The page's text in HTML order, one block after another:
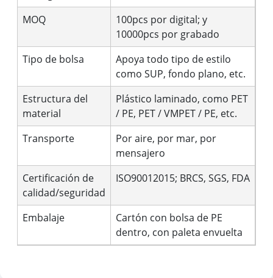
MOQ
100pcs por digital; y
10000pcs por grabado
Tipo de bolsa
Apoya todo tipo de estilo
como SUP, fondo plano, etc.
Estructura del
material
Plástico laminado, como PET
/ PE, PET / VMPET / PE, etc.
Transporte
Por aire, por mar, por
mensajero
Certificación de
calidad/seguridad
ISO90012015; BRCS, SGS, FDA
Embalaje
Cartón con bolsa de PE
dentro, con paleta envuelta